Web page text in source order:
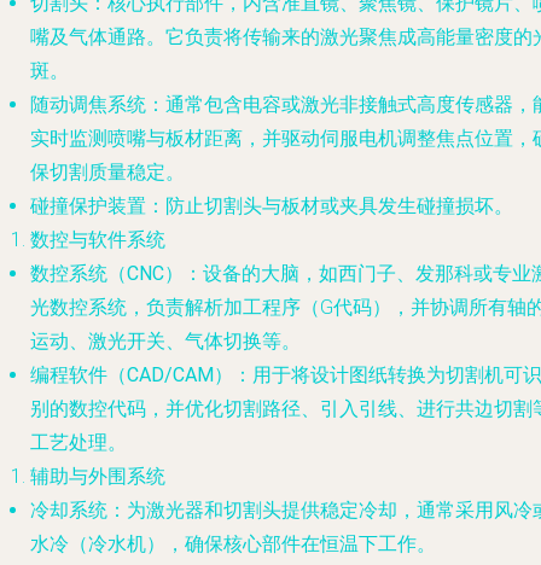
嘴及气体通路。它负责将传输来的激光聚焦成高能量密度的
斑。
随动调焦系统 ：通常包含电容或激光非接触式高度传感器，
实时监测喷嘴与板材距离，并驱动伺服电机调整焦点位置，
保切割质量稳定。
碰撞保护装置 ：防止切割头与板材或夹具发生碰撞损坏。
数控与软件系统
数控系统（CNC）
：设备的大脑，如西门子、发那科或专业
光数控系统，负责解析加工程序（G代码），并协调所有轴
运动、激光开关、气体切换等。
编程软件（CAD/CAM）
：用于将设计图纸转换为切割机可识
别的数控代码，并优化切割路径、引入引线、进行共边切割
工艺处理。
辅助与外围系统
冷却系统 ：为激光器和切割头提供稳定冷却，通常采用风冷
水冷（冷水机），确保核心部件在恒温下工作。